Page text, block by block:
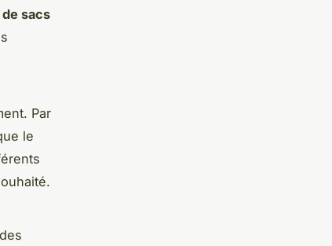
sacs
Par
le